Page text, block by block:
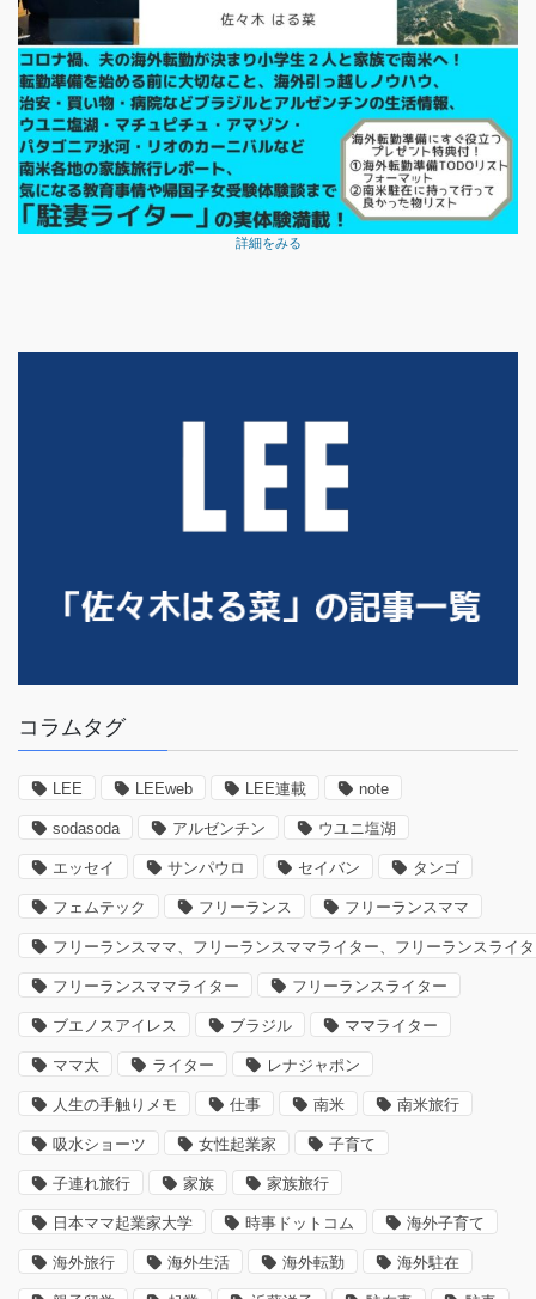
詳細をみる
コラムタグ
LEE LEEweb LEE連載 note
sodasoda アルゼンチン ウユニ塩湖
エッセイ サンパウロ セイバン タンゴ
フェムテック フリーランス フリーランスママ
フリーランスママ、フリーランスママライター、フリーランスライ
フリーランスママライター フリーランスライター
ブエノスアイレス ブラジル ママライター
ママ大 ライター レナジャポン
人生の手触りメモ 仕事 南米 南米旅行
吸水ショーツ 女性起業家 子育て
子連れ旅行 家族 家族旅行
日本ママ起業家大学 時事ドットコム 海外子育て
海外旅行 海外生活 海外転勤 海外駐在